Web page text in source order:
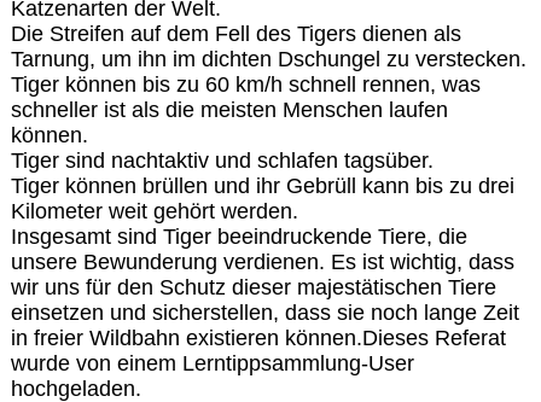
Katzenarten der Welt.
Die Streifen auf dem Fell des Tigers dienen als
Tarnung, um ihn im dichten Dschungel zu verstecken.
Tiger können bis zu 60 km/h schnell rennen, was
schneller ist als die meisten Menschen laufen
können.
Tiger sind nachtaktiv und schlafen tagsüber.
Tiger können brüllen und ihr Gebrüll kann bis zu drei
Kilometer weit gehört werden.
Insgesamt sind Tiger beeindruckende Tiere, die
unsere Bewunderung verdienen. Es ist wichtig, dass
wir uns für den Schutz dieser majestätischen Tiere
einsetzen und sicherstellen, dass sie noch lange Zeit
in freier Wildbahn existieren können.Dieses Referat
wurde von einem Lerntippsammlung-User
hochgeladen.